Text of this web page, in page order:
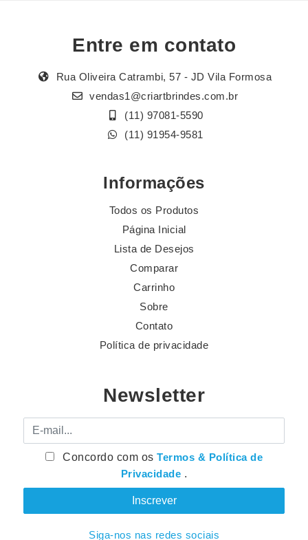
Entre em contato
Rua Oliveira Catrambi, 57 - JD Vila Formosa
vendas1@criartbrindes.com.br
(11) 97081-5590
(11) 91954-9581
Informações
Todos os Produtos
Página Inicial
Lista de Desejos
Comparar
Carrinho
Sobre
Contato
Política de privacidade
Newsletter
E-mail
Concordo com osTermos & Política de
Privacidade .
Siga-nos nas redes sociais